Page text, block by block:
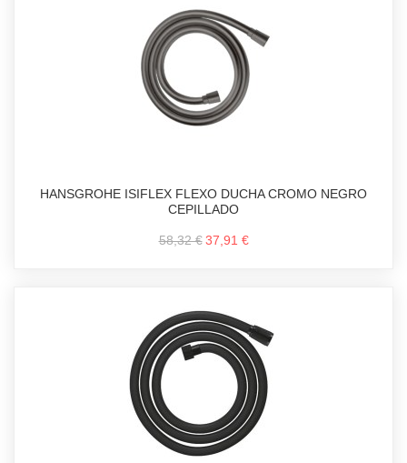
HANSGROHE ISIFLEX FLEXO DUCHA CROMO NEGRO
CEPILLADO
58,32 € 37,91 €